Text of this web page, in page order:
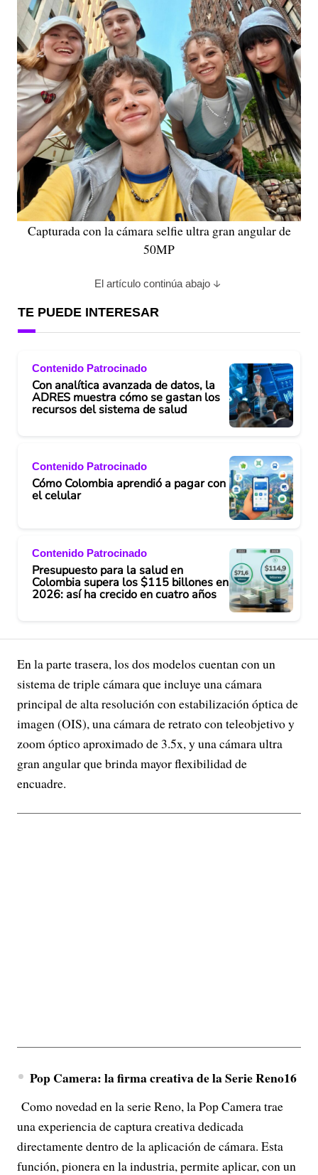
Capturada con la cámara selfie ultra gran angular de
50MP
El artículo continúa abajo
TE PUEDE INTERESAR
Contenido Patrocinado
Con analítica avanzada de datos, la
ADRES muestra cómo se gastan los
recursos del sistema de salud
Contenido Patrocinado
Cómo Colombia aprendió a pagar con
el celular
Contenido Patrocinado
Presupuesto para la salud en
Colombia supera los $115 billones en
2026: así ha crecido en cuatro años
En la parte trasera, los dos modelos cuentan con un
sistema de triple cámara que incluye una cámara
principal de alta resolución con estabilización óptica de
imagen (OIS), una cámara de retrato con teleobjetivo y
zoom óptico aproximado de 3.5x, y una cámara ultra
gran angular que brinda mayor flexibilidad de
encuadre.
Pop Camera: la firma creativa de la Serie Reno16
Como novedad en la serie Reno, la Pop Camera trae
una experiencia de captura creativa dedicada
directamente dentro de la aplicación de cámara. Esta
función, pionera en la industria, permite aplicar, con un